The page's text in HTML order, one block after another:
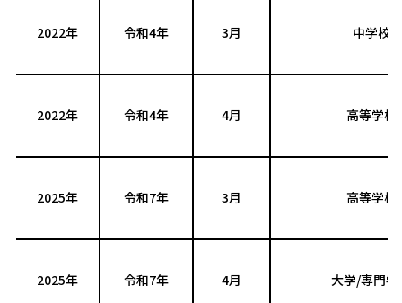
2022年 令和4年 3月 中学校
2022年 令和4年 4月 高等学校
2025年 令和7年 3月 高等学校
2025年 令和7年 4月 大学/専門学